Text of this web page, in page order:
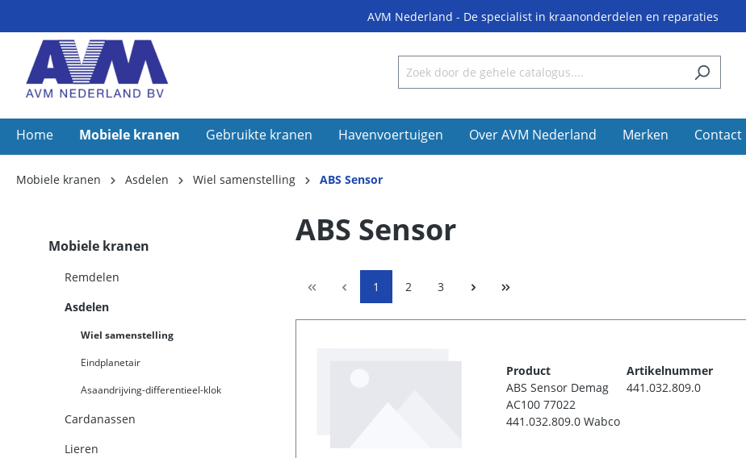
AVM Nederland - De specialist in kraanonderdelen en reparaties
Home Mobiele kranen Gebruikte kranen Havenvoertuigen Over AVM Nederland Merken Contact
Mobiele kranen Asdelen Wiel samenstelling ABS Sensor
Mobiele kranen
Remdelen
Asdelen
Wiel samenstelling
Eindplanetair
Asaandrijving-differentieel-klok
Cardanassen
Lieren
ABS Sensor
1 2 3
Product
ABS Sensor Demag
AC100 77022
441.032.809.0 Wabco
Artikelnummer
441.032.809.0